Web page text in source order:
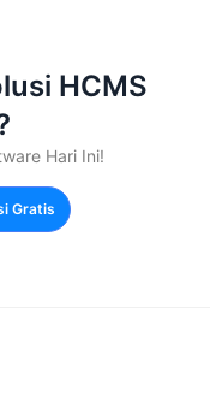
HCMS
Hari Ini!
Gratis